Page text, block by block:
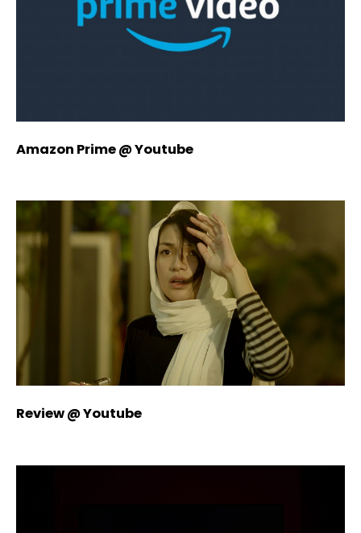
Amazon Prime @ Youtube
Review @ Youtube